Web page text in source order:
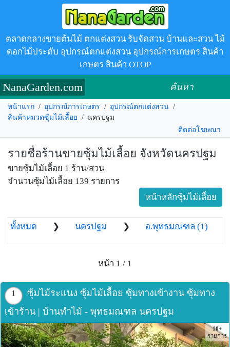
ตลาดกลางขายต้นไม้ ตกแต่งสวน รับจัดสวน บ้านและสวน ไม้
ดอกไม้ประดับ อุปกรณ์ตกแต่งสวน อุปกรณ์การเกษตร สินค้า
เกษตร สินค้า OTOP
NanaGarden.com ค้นหา
หน้าแรก / อุปกรณ์การเกษตร / อุปกรณ์ตกแต่งสวน /
สินค้าหมวดซุ้มไม้เลื้อย / นครปฐม
ติดต่อโฆษณา
รายชื่อร้านขายซุ้มไม้เลื้อย จังหวัดนครปฐม
ขายซุ้มไม้เลื้อย 1 ร้าน/สวน
จำนวนซุ้มไม้เลื้อย 139 รายการ
หน้าหลักซุ้มไม้เลื้อย
ทั้งหมด ❯ นครปฐม ❯ อ.พุทธมณฑล (1)
หน้า 1 / 1
1
ซุ้มไม้ระแนง ซุ้มไม้เลื้อย ซุ้มทางเข้างาน ซุ้มทาง
เข้าร้าน | บ้านทำไม้ - พุทธมณฑล นครปฐม
10+
รายการ